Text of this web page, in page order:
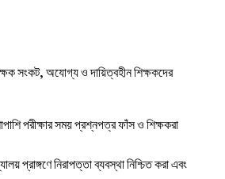
সংকট, অযোগ্য ও দায়িত্বহীন শিক্ষকদের
পরীক্ষার সময় প্রশ্নপত্র ফাঁস ও শিক্ষকরা
প্রাঙ্গণে নিরাপত্তা ব্যবস্থা নিশ্চিত করা এবং